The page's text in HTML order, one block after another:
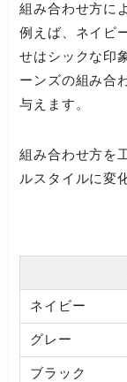
組み合わせ方に
例えば、ネイビ
せはシックな印
ーンズの組み合
与えます。
組み合わせ方を
ルスタイルに変
ネイビー
グレー
ブラック